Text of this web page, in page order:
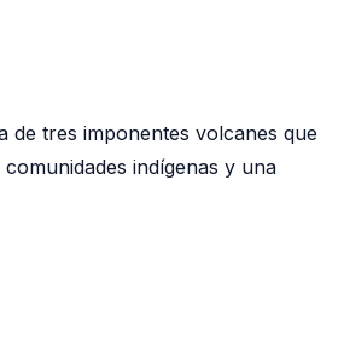
de tres imponentes volcanes que
indígenas y una